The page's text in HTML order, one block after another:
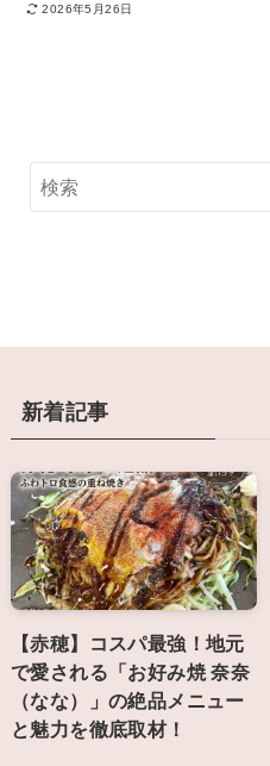
2026年5月26日
新着記事
【赤穂】コスパ最強！地元
で愛される「お好み焼 奈奈
（なな）」の絶品メニュー
と魅力を徹底取材！